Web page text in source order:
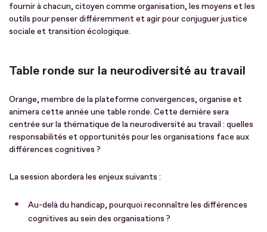
fournir à chacun, citoyen comme organisation, les moyens et les
outils pour penser différemment et agir pour conjuguer justice
sociale et transition écologique.
Table ronde sur la neurodiversité au travail
Orange, membre de la plateforme convergences, organise et
animera cette année une table ronde. Cette dernière sera
centrée sur la thématique de la neurodiversité au travail : quelles
responsabilités et opportunités pour les organisations face aux
différences cognitives ?
La session abordera les enjeux suivants :
Au-delà du handicap, pourquoi reconnaître les différences
cognitives au sein des organisations ?